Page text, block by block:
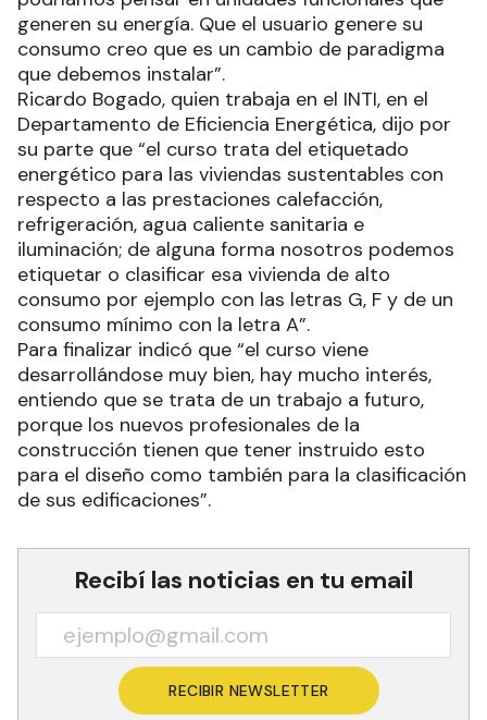
generen su energía. Que el usuario genere su
consumo creo que es un cambio de paradigma
que debemos instalar”.
Ricardo Bogado, quien trabaja en el INTI, en el
Departamento de Eficiencia Energética, dijo por
su parte que “el curso trata del etiquetado
energético para las viviendas sustentables con
respecto a las prestaciones calefacción,
refrigeración, agua caliente sanitaria e
iluminación; de alguna forma nosotros podemos
etiquetar o clasificar esa vivienda de alto
consumo por ejemplo con las letras G, F y de un
consumo mínimo con la letra A”.
Para finalizar indicó que “el curso viene
desarrollándose muy bien, hay mucho interés,
entiendo que se trata de un trabajo a futuro,
porque los nuevos profesionales de la
construcción tienen que tener instruido esto
para el diseño como también para la clasificación
de sus edificaciones”.
Recibí las noticias en tu email
RECIBIR NEWSLETTER